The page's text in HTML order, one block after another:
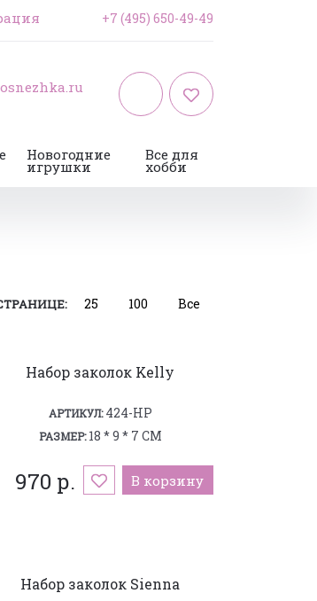
+7 (495) 650-49-49
Новогодние
игрушки
Все для
хобби
25 100 Все
Набор заколок Kelly
АРТИКУЛ:424-HP
РАЗМЕР:18 * 9 * 7 СМ
970 р. В корзину
Набор заколок Sienna